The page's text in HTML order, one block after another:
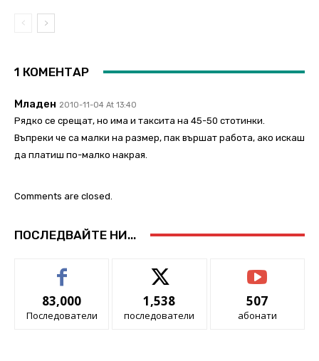
1 КОМЕНТАР
Младен 2010-11-04 At 13:40
Рядко се срещат, но има и таксита на 45-50 стотинки.
Въпреки че са малки на размер, пак вършат работа, ако искаш
да платиш по-малко накрая.
Comments are closed.
ПОСЛЕДВАЙТЕ НИ...
83,000
Последователи
1,538
последователи
507
абонати